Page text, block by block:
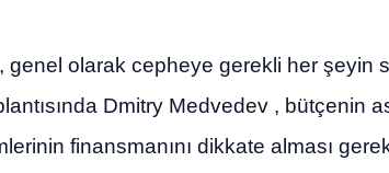
olarak cepheye gerekli her şeyin
Dmitry Medvedev , bütçenin
finansmanını dikkate alması